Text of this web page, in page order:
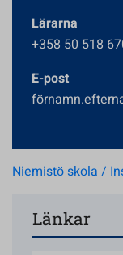
Lärarna
+358 50 518
E-post
Niemistö skola /
Länkar